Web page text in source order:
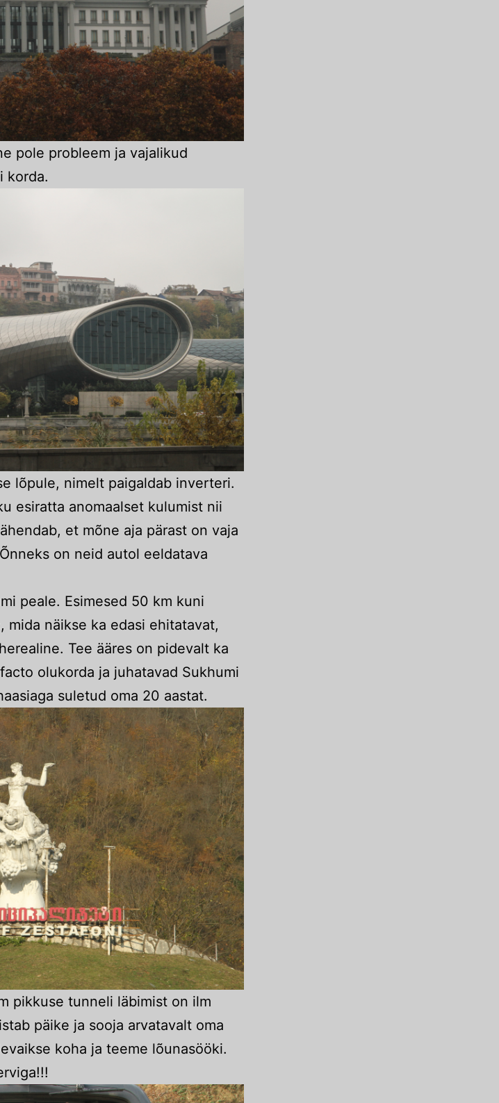
pole probleem ja vajalikud
korda.
lõpule, nimelt paigaldab inverteri.
esiratta anomaalset kulumist nii
et mõne aja pärast on vaja
on neid autol eeldatava
peale. Esimesed 50 km kuni
mida näikse ka edasi ehitatavat,
Tee ääres on pidevalt ka
olukorda ja juhatavad Sukhumi
suletud oma 20 aastat.
pikkuse tunneli läbimist on ilm
päike ja sooja arvatavalt oma
koha ja teeme lõunasööki.